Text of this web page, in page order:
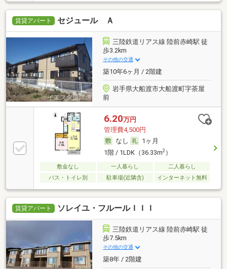
賃貸アパート セジュール Ａ
三陸鉄道リアス線 陸前赤崎駅 徒
歩3.2km
その他の交通
築10年6ヶ月 / 2階建
岩手県大船渡市大船渡町字茶屋
前
6.20万円
管理費4,500円
なし
1ヶ月
1階 / 1LDK（36.33m2）
敷金なし 一人暮らし
二人暮らし
バス・トイレ別
駐車場(近隣含) インターネット無料
賃貸アパート ソレイユ・フルールＩＩＩ
三陸鉄道リアス線 陸前赤崎駅 徒
歩7.5km
その他の交通
築8年 / 2階建